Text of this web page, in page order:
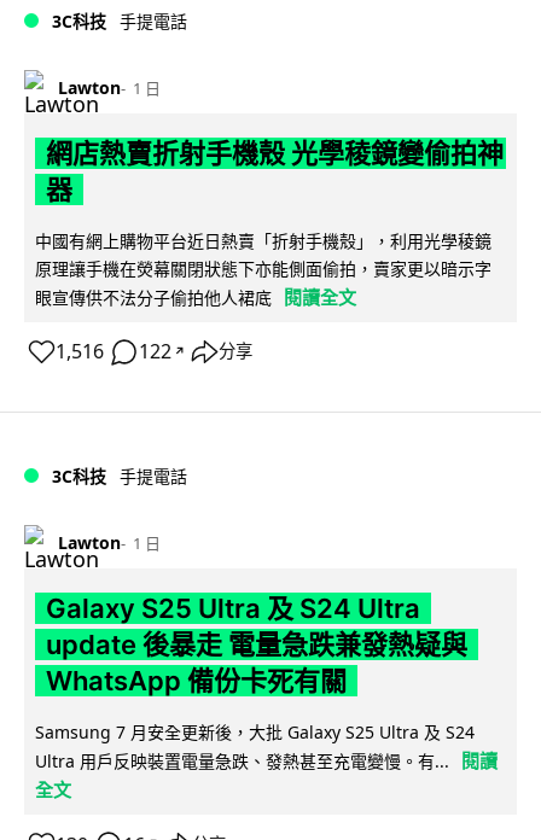
3C科技 手提電話
Lawton 1 日
網店熱賣折射手機殼 光學稜鏡變偷拍神
器
中國有網上購物平台近日熱賣「折射手機殼」，利用光學稜鏡
原理讓手機在熒幕關閉狀態下亦能側面偷拍，賣家更以暗示字
眼宣傳供不法分子偷拍他人裙底
閱讀全文
1,516 122 ↗ 分享
3C科技 手提電話
Lawton 1 日
Galaxy S25 Ultra 及 S24 Ultra
update 後暴走 電量急跌兼發熱疑與
WhatsApp 備份卡死有關
Samsung 7 月安全更新後，大批 Galaxy S25 Ultra 及 S24
Ultra 用戶反映裝置電量急跌、發熱甚至充電變慢。有...
閱讀
全文